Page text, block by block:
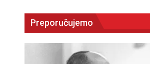
Preporučujemo